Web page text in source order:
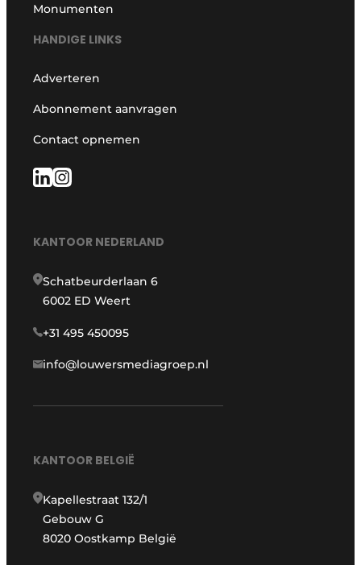
Monumenten
HANDIGE LINKS
Adverteren
Abonnement aanvragen
Contact opnemen
KANTOOR NEDERLAND
Schatbeurderlaan 6
6002 ED Weert
+31 495 450095
info@louwersmediagroep.nl
KANTOOR BELGIË
Kapellestraat 132/1
Gebouw G
8020 Oostkamp België